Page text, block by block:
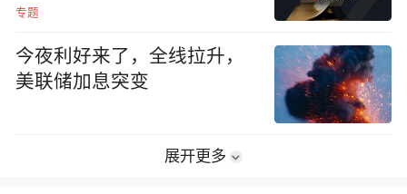
专题
今夜利好来了，全线拉升，
美联储加息突变
展开更多